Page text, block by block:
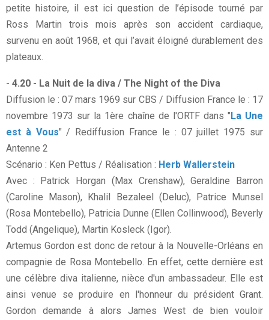
petite histoire, il est ici question de l’épisode tourné par
Ross Martin trois mois après son accident cardiaque,
survenu en août 1968, et qui l’avait éloigné durablement des
plateaux.
- 4.20 - La Nuit de la diva / The Night of the Diva
Diffusion le : 07 mars 1969 sur CBS / Diffusion France le : 17
novembre 1973 sur la 1ère chaîne de l'ORTF dans "La Une
est à Vous" / Rediffusion France le : 07 juillet 1975 sur
Antenne 2
Scénario : Ken Pettus / Réalisation : Herb Wallerstein
Avec : Patrick Horgan (Max Crenshaw), Geraldine Barron
(Caroline Mason), Khalil Bezaleel (Deluc), Patrice Munsel
(Rosa Montebello), Patricia Dunne (Ellen Collinwood), Beverly
Todd (Angelique), Martin Kosleck (Igor).
Artemus Gordon est donc de retour à la Nouvelle-Orléans en
compagnie de Rosa Montebello. En effet, cette dernière est
une célèbre diva italienne, nièce d'un ambassadeur. Elle est
ainsi venue se produire en l'honneur du président Grant.
Gordon demande à alors James West de bien vouloir